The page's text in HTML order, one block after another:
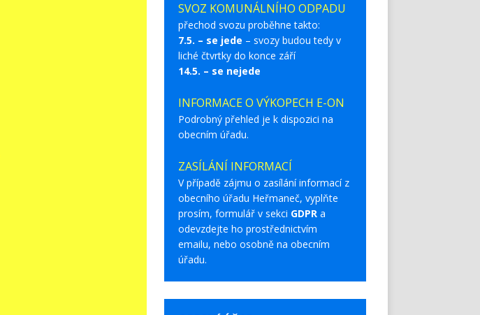
SVOZ KOMUNÁLNÍHO ODPADU
přechod svozu proběhne takto:
7.5. – se jede – svozy budou tedy v
liché čtvrtky do konce září
14.5. – se nejede
INFORMACE O VÝKOPECH E-ON
Podrobný přehled je k dispozici na
obecním úřadu.
ZASÍLÁNÍ INFORMACÍ
V případě zájmu o zasílání informací z
obecního úřadu Heřmaneč, vyplňte
prosím, formulář v sekci GDPR a
odevzdejte ho prostřednictvím
emailu, nebo osobně na obecním
úřadu.